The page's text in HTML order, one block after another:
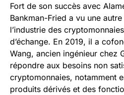
Fort de son succès avec
Bankman-Fried a vu une
l’industrie des
d’échange. En 2019, il a
Wang, ancien ingénieur chez
répondre aux besoins non
cryptomonnaies, notamment
produits dérivés et des